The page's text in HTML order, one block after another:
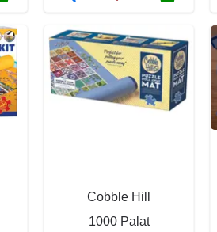
Cobble Hill
1000 Palat